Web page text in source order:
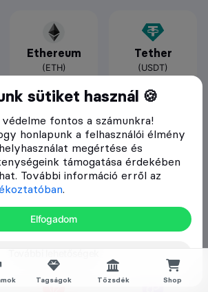
Tagságok Tőzsdék Shop
sütiket használ 🍪
fontos a számunkra!
honlapunk a felhasználói élmény
megértése és
támogatása érdekében
További információ erről az
.
Elfogadom
Ethereum
(ETH)
Tether
(USDT)
USD Coin
(USDC)
Xrp
(XRP)
Dogecoin